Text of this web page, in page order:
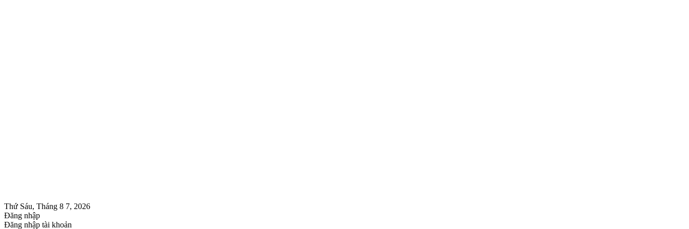
Thứ Sáu, Tháng 8 7, 2026
Đăng nhập
Đăng nhập tài khoản